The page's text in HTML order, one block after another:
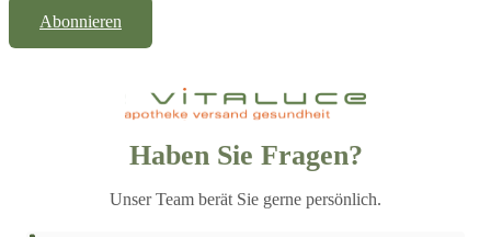
Abonnieren
Haben Sie Fragen?
Unser Team berät Sie gerne persönlich.